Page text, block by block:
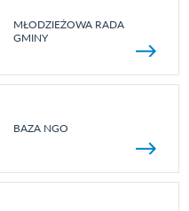
MŁODZIEŻOWA RADA
GMINY
BAZA NGO